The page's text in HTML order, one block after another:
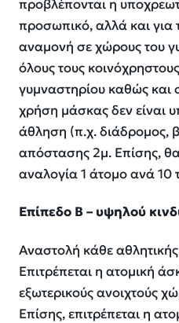
προβλέπονται η
προσωπικό, αλλά και για
αναμονή σε χώρους του
όλους τους
γυμναστηρίου καθώς
χρήση μάσκας δεν είναι
άθληση (π.χ. διάδρομος,
απόστασης 2μ. Επίσης, θα
αναλογία 1 άτομο ανά 10
Επίπεδο Β – υψηλού
Αναστολή κάθε
Επιτρέπεται η ατομική
εξωτερικούς ανοιχτούς
Επίσης, επιτρέπεται η